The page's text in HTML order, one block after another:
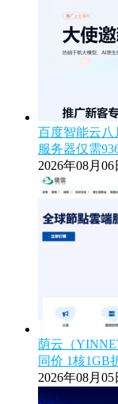
百度智能云八
服务器仅需
2026年08月06
荫云（
同价 1核1GB
2026年08月05